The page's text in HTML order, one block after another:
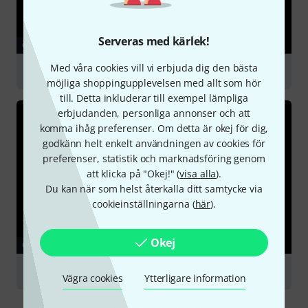
Serveras med kärlek!
Med våra cookies vill vi erbjuda dig den bästa
möjliga shoppingupplevelsen med allt som hör
till. Detta inkluderar till exempel lämpliga
erbjudanden, personliga annonser och att
komma ihåg preferenser. Om detta är okej för dig,
godkänn helt enkelt användningen av cookies för
preferenser, statistik och marknadsföring genom
att klicka på "Okej!" (visa alla).
Du kan när som helst återkalla ditt samtycke via
cookieinställningarna (här).
Okej
Vägra cookies Ytterligare information
GUIDE
Large Diaphragm Microphones
GUIDE
Podcasting